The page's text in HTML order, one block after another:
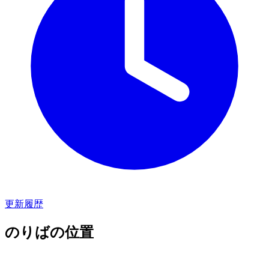
更新履歴
のりばの位置